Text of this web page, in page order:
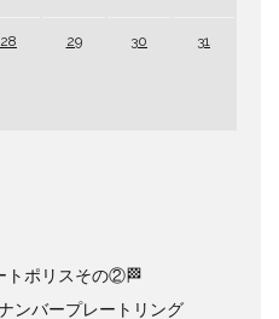
28 29 30 31
トポリスその②🏁
ンバープレートリング